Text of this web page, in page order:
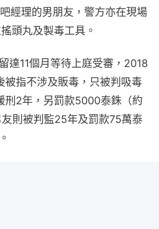
經理的男朋友，警方亦在現場
頭丸及製毒工具。
達11個月等待上庭受審，2018
被指不涉及販毒，只被判吸毒
刑2年，另罰款5000泰銖（約
則被判監25年及罰款75萬泰